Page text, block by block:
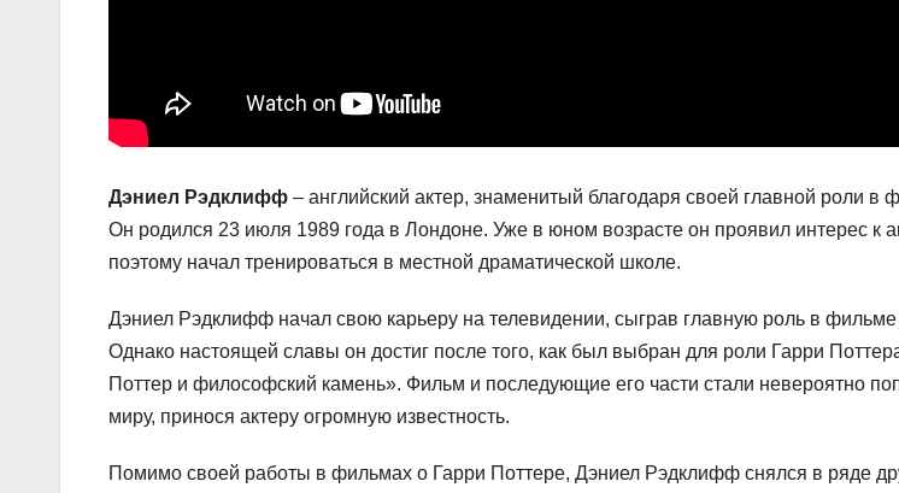
Дэниел Рэдклифф – английский актер, знаменитый благодаря своей главной роли в
Он родился 23 июля 1989 года в Лондоне. Уже в юном возрасте он проявил интерес к
поэтому начал тренироваться в местной драматической школе.
Дэниел Рэдклифф начал свою карьеру на телевидении, сыграв главную роль в
Однако настоящей славы он достиг после того, как был выбран для роли Гарри
Поттер и философский камень». Фильм и последующие его части стали невероятно
миру, принося актеру огромную известность.
Помимо своей работы в фильмах о Гарри Поттере, Дэниел Рэдклифф снялся в ряде